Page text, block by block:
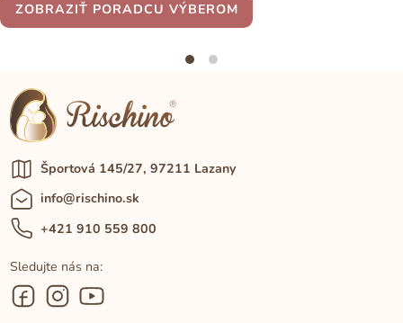
ZOBRAZIŤ PORADCU VÝBEROM
Športová 145/27, 97211 Lazany
info@rischino.sk
+421 910 559 800
Sledujte nás na: